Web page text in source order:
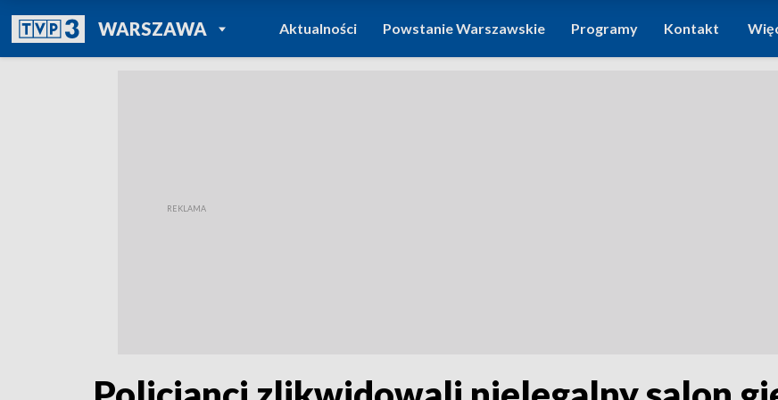
WARSZAWAPOWRÓT DO
TVP REGIONY
Aktualności Powstanie Warszawskie Programy Kontakt